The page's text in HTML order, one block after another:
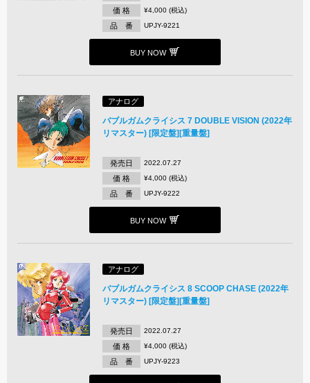
価 格 ¥4,000 (税込)
品 番 UPJY-9221
BUY NOW
アナログ
バブルガムクライシス 7 DOUBLE VISION (2022年
リマスター) [限定盤][重量盤]
発売日 2022.07.27
価 格 ¥4,000 (税込)
品 番 UPJY-9222
BUY NOW
アナログ
バブルガムクライシス 8 SCOOP CHASE (2022年
リマスター) [限定盤][重量盤]
発売日 2022.07.27
価 格 ¥4,000 (税込)
品 番 UPJY-9223